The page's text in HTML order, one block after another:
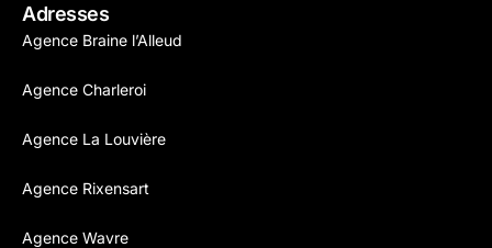
Adresses
Agence Braine l’Alleud
Agence Charleroi
Agence La Louvière
Agence Rixensart
Agence Wavre